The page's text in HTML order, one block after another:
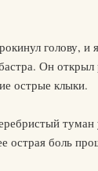
голову, и
Он
острые клыки.
острая боль